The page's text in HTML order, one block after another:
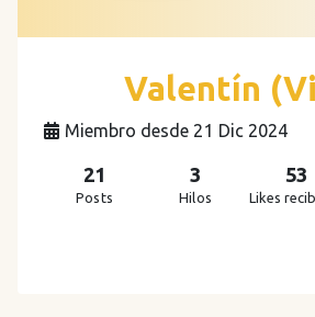
Valentín
Miembro desde 21 Dic 2024
21
Posts
3
Hilos
53
Likes